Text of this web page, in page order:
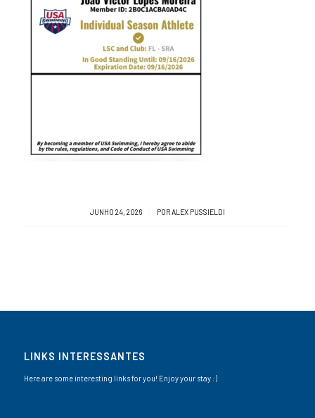
JUNHO 24, 2026
/ POR ALEX PUSSIELDI
LINKS INTERESSANTES
Here are some interesting links for you! Enjoy your stay :)